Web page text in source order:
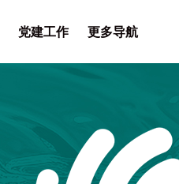
党建工作 更多导航